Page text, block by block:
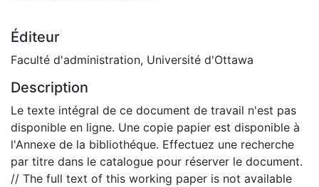
Éditeur
Faculté d'administration, Université d'Ottawa
Description
Le texte intégral de ce document de travail n'est pas
disponible en ligne. Une copie papier est disponible à
l'Annexe de la bibliothéque. Effectuez une recherche
par titre dans le catalogue pour réserver le document.
// The full text of this working paper is not available